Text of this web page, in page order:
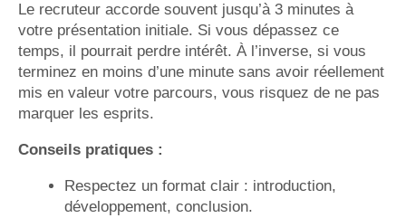
Le recruteur accorde souvent jusqu’à 3 minutes à
votre présentation initiale. Si vous dépassez ce
temps, il pourrait perdre intérêt. À l’inverse, si vous
terminez en moins d’une minute sans avoir réellement
mis en valeur votre parcours, vous risquez de ne pas
marquer les esprits.
Conseils pratiques :
Respectez un format clair : introduction,
développement, conclusion.